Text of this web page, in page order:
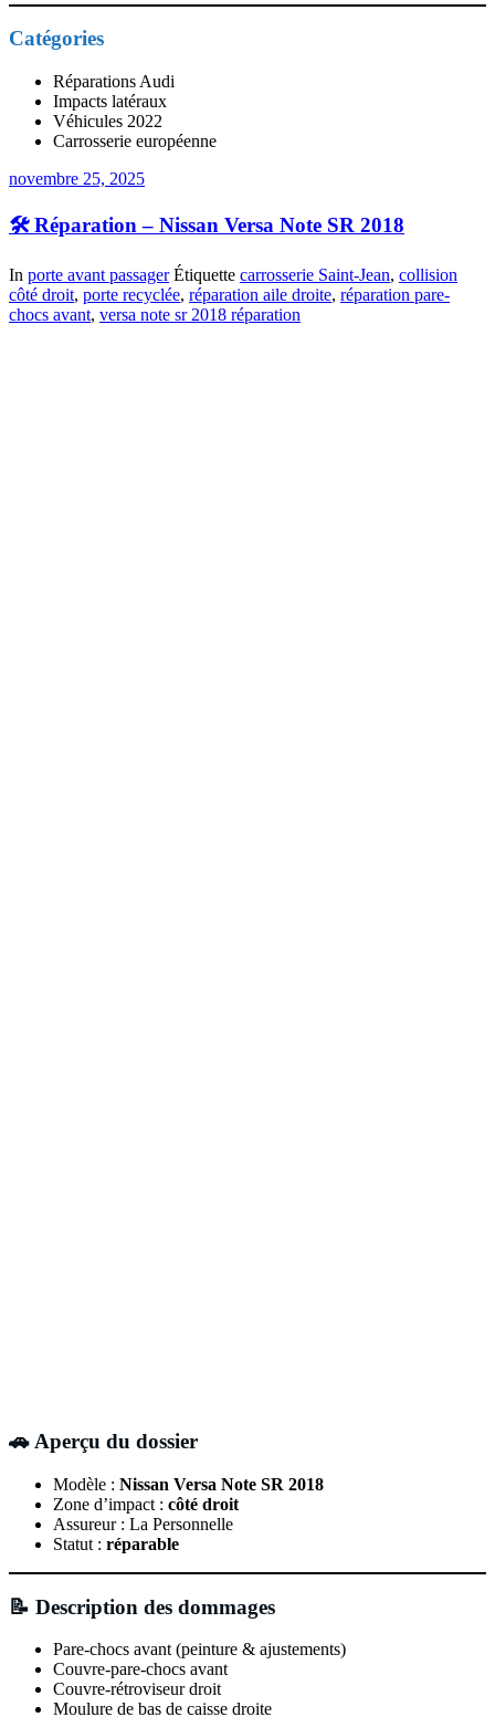
Catégories
Réparations Audi
Impacts latéraux
Véhicules 2022
Carrosserie européenne
novembre 25, 2025
🛠️ Réparation – Nissan Versa Note SR 2018
In porte avant passager Étiquette carrosserie Saint-Jean, collision
côté droit, porte recyclée, réparation aile droite, réparation pare-
chocs avant, versa note sr 2018 réparation
🚗 Aperçu du dossier
Modèle : Nissan Versa Note SR 2018
Zone d’impact : côté droit
Assureur : La Personnelle
Statut : réparable
📝 Description des dommages
Pare-chocs avant (peinture & ajustements)
Couvre-pare-chocs avant
Couvre-rétroviseur droit
Moulure de bas de caisse droite